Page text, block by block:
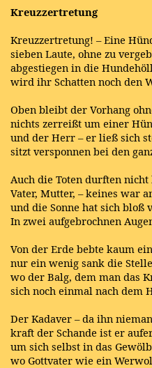
Kreuzzertretung
Kreuzzertretung! – Eine
sieben Laute, ohne zu
abgestiegen in die
wird ihr Schatten noch den
Oben bleibt der Vorhang
nichts zerreißt um einer
und der Herr – er ließ sich
sitzt versponnen bei den
Auch die Toten durften nicht
Vater, Mutter, – keines war
und die Sonne hat sich bloß
In zwei aufgebrochnen
Von der Erde bebte kaum
nur ein wenig sank die
wo der Balg, dem man das
sich noch einmal nach dem
Der Kadaver – da ihn
kraft der Schande ist er
um sich selbst in das
wo Gottvater wie ein